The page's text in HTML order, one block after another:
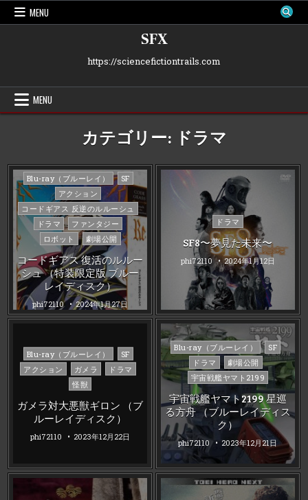
Skip
MENU
SFX
https://sciencefictiontrails.com
MENU
カテゴリー: ドラマ
Posted
in
Blu-ray（ブルーレイ）
SF
アクション
コードギアス 反逆のルルーシュ
ドラマ
ファンタジー
ロボット
劇場公開
コードギアス 復活のルルー
シュ （特装限定版 ブルー
レイディスク）
phi72110 2024年1月27日
Posted
in
ドラマ
SF8〜夢見た未来〜
phi72110 2024年1月12日
Posted
in
Blu-ray（ブルーレイ）
SF
アクション
ガメラ
ドラマ
怪獣
ガメラ対大悪獣ギロン （ブ
ルーレイディスク）
phi72110 2023年12月22日
Posted
in
Blu-ray（ブルーレイ）
SF
ドラマ
劇場公開
宇宙戦艦ヤマト2199
宇宙戦艦ヤマト2199 星巡
る方舟 （ブルーレイディス
ク）
phi72110 2023年12月21日